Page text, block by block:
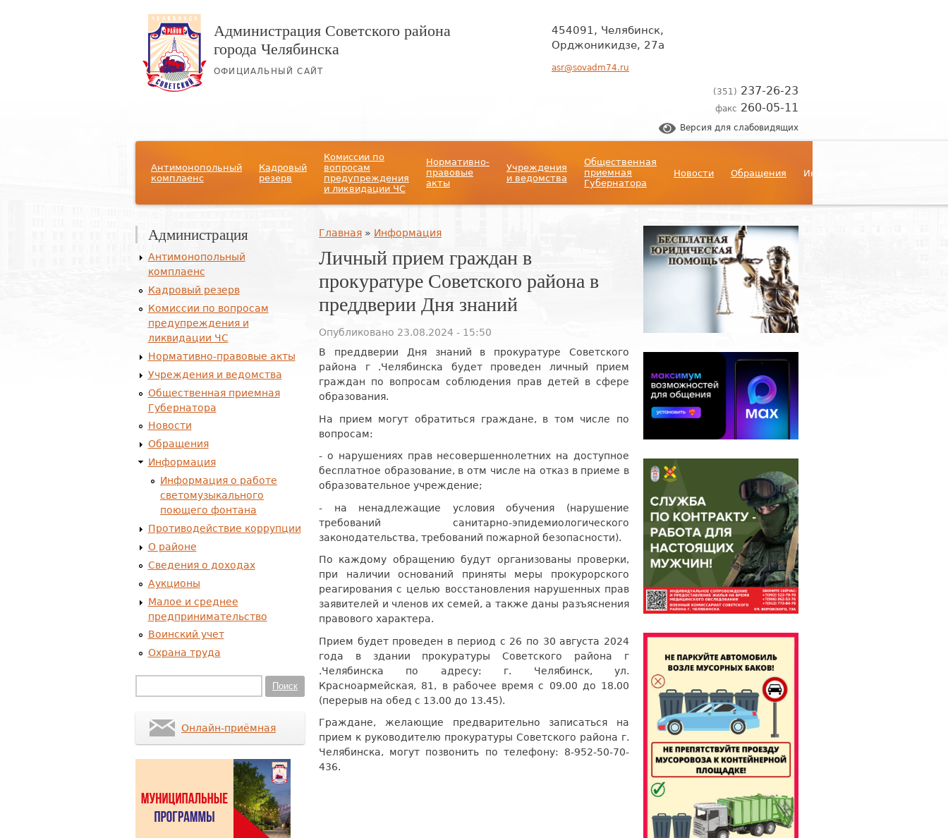
Администрация Советского района
города Челябинска
ОФИЦИАЛЬНЫЙ САЙТ
454091, Челябинск,
Орджоникидзе, 27а
asr@sovadm74.ru
(351) 237-26-23
факс 260-05-11
Версия для слабовидящих
Антимонопольный
комплаенс
Кадровый
резерв
Комиссии по
вопросам
предупреждения
и ликвидации ЧС
Нормативно-
правовые
акты
Учреждения
и ведомства
Общественная
приемная
Губернатора
Новости Обращения Информация
Вы здесь
Главная » Информация
Личный прием граждан в
прокуратуре Советского района в
преддверии Дня знаний
Опубликовано 23.08.2024 - 15:50
В преддверии Дня знаний в прокуратуре Советского
района г .Челябинска будет проведен личный прием
граждан по вопросам соблюдения прав детей в сфере
образования.
На прием могут обратиться граждане, в том числе по
вопросам:
- о нарушениях прав несовершеннолетних на доступное
бесплатное образование, в отм числе на отказ в приеме в
образовательное учреждение;
- на ненадлежащие условия обучения (нарушение
требований санитарно-эпидемиологического
законодательства, требований пожарной безопасности).
По каждому обращению будут организованы проверки,
при наличии оснований приняты меры прокурорского
реагирования с целью восстановления нарушенных прав
заявителей и членов их семей, а также даны разъяснения
правового характера.
Прием будет проведен в период с 26 по 30 августа 2024
года в здании прокуратуры Советского района г
.Челябинска по адресу: г. Челябинск, ул.
Красноармейская, 81, в рабочее время с 09.00 до 18.00
(перерыв на обед с 13.00 до 13.45).
Граждане, желающие предварительно записаться на
прием к руководителю прокуратуры Советского района г.
Челябинска, могут позвонить по телефону: 8-952-50-70-
436.
Администрация
Антимонопольный
комплаенс
Кадровый резерв
Комиссии по вопросам
предупреждения и
ликвидации ЧС
Нормативно-правовые акты
Учреждения и ведомства
Общественная приемная
Губернатора
Новости
Обращения
Информация
Информация о работе
светомузыкального
поющего фонтана
Противодействие коррупции
О районе
Сведения о доходах
Аукционы
Малое и среднее
предпринимательство
Воинский учет
Охрана труда
Поиск
Онлайн-приёмная